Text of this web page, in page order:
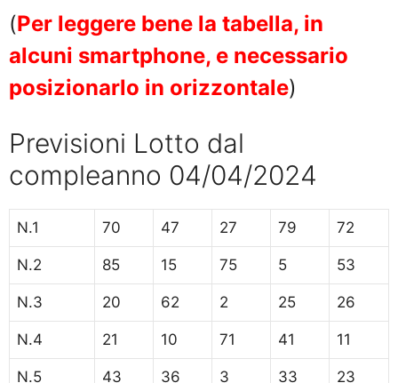
(Per leggere bene la tabella, in
alcuni smartphone, e necessario
posizionarlo in orizzontale)
Previsioni Lotto dal
compleanno 04/04/2024
N.1 70 47 27 79 72
N.2 85 15 75 5 53
N.3 20 62 2 25 26
N.4 21 10 71 41 11
N.5 43 36 3 33 23